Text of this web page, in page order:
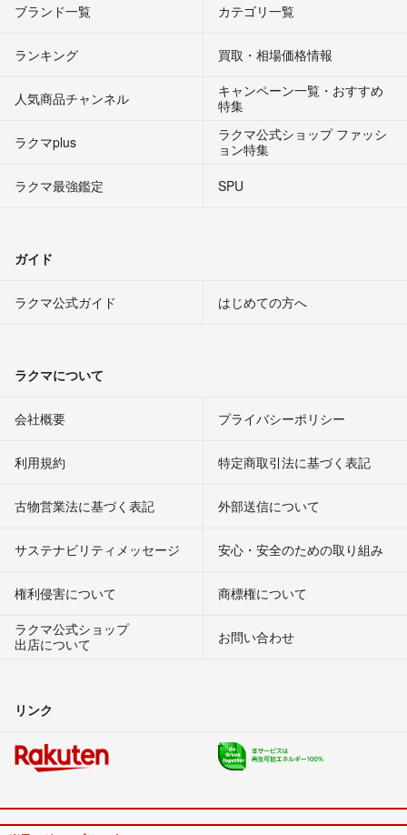
ブランド一覧 カテゴリ一覧
ランキング 買取・相場価格情報
人気商品チャンネル
キャンペーン一覧・おすすめ
特集
ラクマplus
ラクマ公式ショップ ファッシ
ョン特集
ラクマ最強鑑定
SPU
ガイド
ラクマ公式ガイド はじめての方へ
ラクマについて
会社概要 プライバシーポリシー
利用規約 特定商取引法に基づく表記
古物営業法に基づく表記 外部送信について
サステナビリティメッセージ 安心・安全のための取り組み
権利侵害について
商標権について
ラクマ公式ショップ
出店について
お問い合わせ
リンク